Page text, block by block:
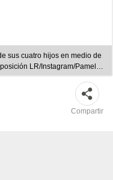
sus cuatro hijos en medio de
LR/Instagram/Pamela
Instarándula
Compartir